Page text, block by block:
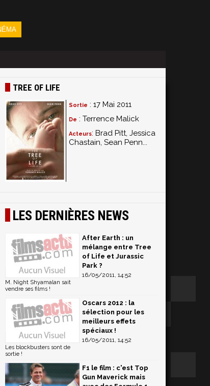
TREE OF LIFE
Sortie : 17 Mai 2011
De : Terrence Malick
Acteurs: Brad Pitt, Jessica
Chastain, Sean Penn...
LES DERNIÈRES NEWS
After Earth : un
mélange entre Tree
of Life et Jurassic
Park ?
16/05/2011, 14:52
M. Night Shyamalan sait
vendre ses films !
Oscars 2012 : la
sélection pour les
meilleurs effets
spéciaux !
16/05/2011, 14:52
Les blockbusters sont de
sortie !
F1 le film : c'est Top
Gun Maverick mais